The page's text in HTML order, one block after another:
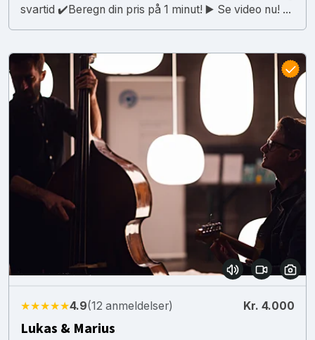
svartid ✔️Beregn din pris på 1 minut! ▶️ Se video nu! ...
★★★★★4.9(12 anmeldelser) Kr. 4.000
Lukas & Marius